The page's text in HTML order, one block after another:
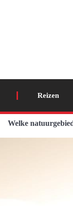
Reizen
Welke